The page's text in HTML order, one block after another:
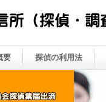
要 探偵の利用法